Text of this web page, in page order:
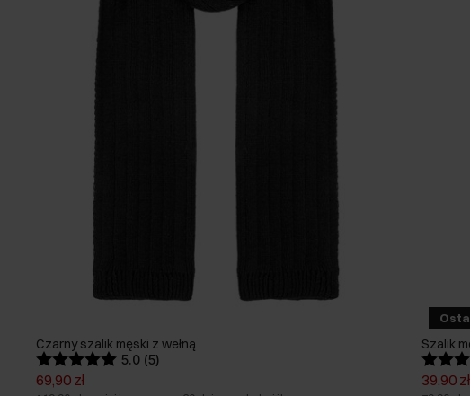
Czarny szalik męski z wełną
5.0 (5)
69,90 zł
Szalik
39,90 zł